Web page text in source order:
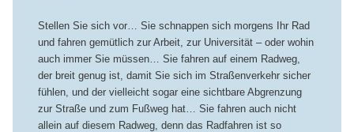
Stellen Sie sich vor… Sie schnappen sich morgens Ihr Rad
und fahren gemütlich zur Arbeit, zur Universität – oder wohin
auch immer Sie müssen… Sie fahren auf einem Radweg,
der breit genug ist, damit Sie sich im Straßenverkehr sicher
fühlen, und der vielleicht sogar eine sichtbare Abgrenzung
zur Straße und zum Fußweg hat… Sie fahren auch nicht
allein auf diesem Radweg, denn das Radfahren ist so